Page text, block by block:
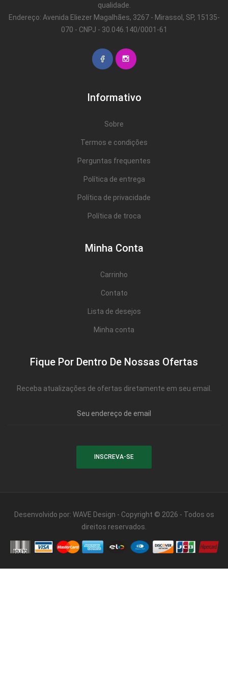
qualidade.
Endereço: Avenida Eliezer Magalhães, 3267 - Mirassol, SP, 15135-
070 - CNPJ - 30.046.140/0001-61
Informativo
Sobre
Termos e condições
Perguntas frequentes
Política de entrega
Política de privacidade
Política de troca
Minha Conta
Carrinho
Contato
Lista de desejos
Minha conta
Fique Por Dentro De Nossas Ofertas
Receba atualizações de ofertas diretamente em seu email.
Desenvolvido por: WAVE Design - Copyright © 2026 - Todos os
direitos reservados.